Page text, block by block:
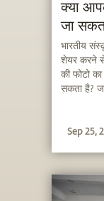
क्या
जा
भारतीय
शेयर करने से
की फोटो
सकता है?
Sep 25,